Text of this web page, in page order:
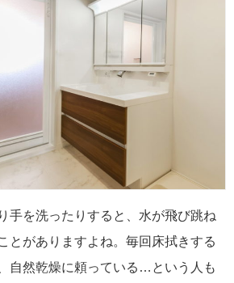
手を洗ったりすると、水が飛び跳ね
とがありますよね。毎回床拭きする
自然乾燥に頼っている…という人も